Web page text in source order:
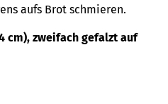
aufs Brot schmieren.
cm), zweifach gefalzt auf